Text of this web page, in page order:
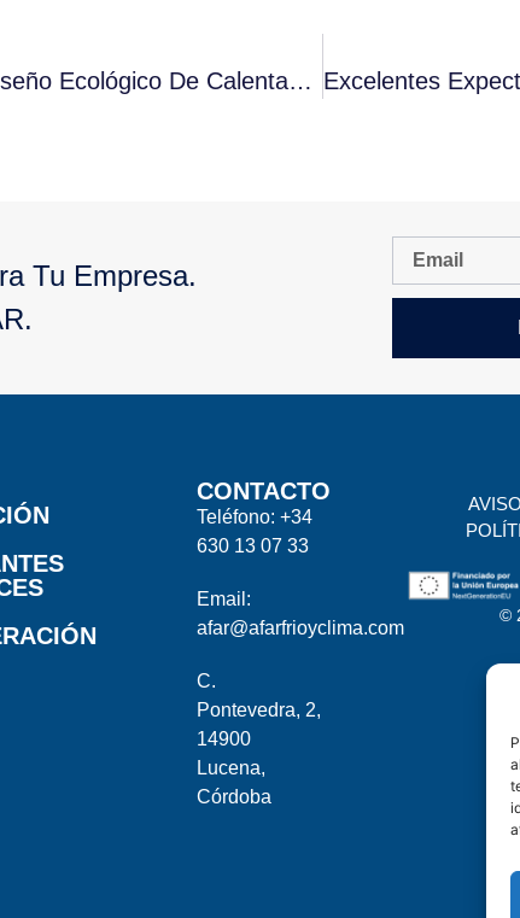
Directiva Europea-Requisitos De Diseño Ecológico De Calentamiento De Aire, Los Productos De Refrigeración, Las Enfriadoras Y Los Ventiloconvectores
Tu Empresa.
CONTACTO
Teléfono: +34
630 13 07 33
Email:
afar@afarfrioyclima.com
C.
Pontevedra, 2,
14900
Lucena,
Córdoba
©